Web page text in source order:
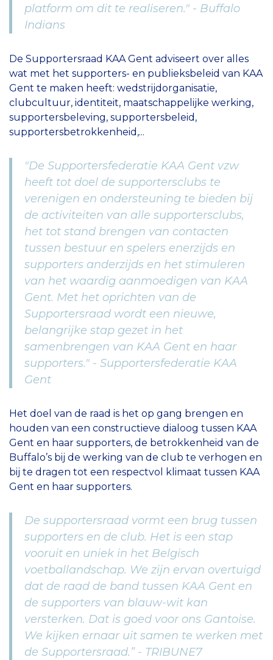
platform om dit te realiseren." - Buffalo
Indians
De Supportersraad KAA Gent adviseert over alles
wat met het supporters- en publieksbeleid van KAA
Gent te maken heeft: wedstrijdorganisatie,
clubcultuur, identiteit, maatschappelijke werking,
supportersbeleving, supportersbeleid,
supportersbetrokkenheid,...
"De Supportersfederatie KAA Gent vzw
heeft tot doel de supportersclubs te
verenigen en ondersteuning te bieden bij
de activiteiten van alle supportersclubs,
het tot stand brengen van contacten
tussen bestuur en spelers enerzijds en
supporters anderzijds en het stimuleren
van het waardig aanmoedigen van KAA
Gent. Met het oprichten van de
Supportersraad wordt een nieuwe,
belangrijke stap gezet in het
samenbrengen van KAA Gent en haar
supporters." - Supportersfederatie KAA
Gent
Het doel van de raad is het op gang brengen en
houden van een constructieve dialoog tussen KAA
Gent en haar supporters, de betrokkenheid van de
Buffalo’s bij de werking van de club te verhogen en
bij te dragen tot een respectvol klimaat tussen KAA
Gent en haar supporters.
De supportersraad vormt een brug tussen
supporters en de club. Het is een stap
vooruit en uniek in het Belgisch
voetballandschap. We zijn ervan overtuigd
dat de raad de band tussen KAA Gent en
de supporters van blauw-wit kan
versterken. Dat is goed voor ons Gantoise.
We kijken ernaar uit samen te werken met
de Supportersraad.” - TRIBUNE7